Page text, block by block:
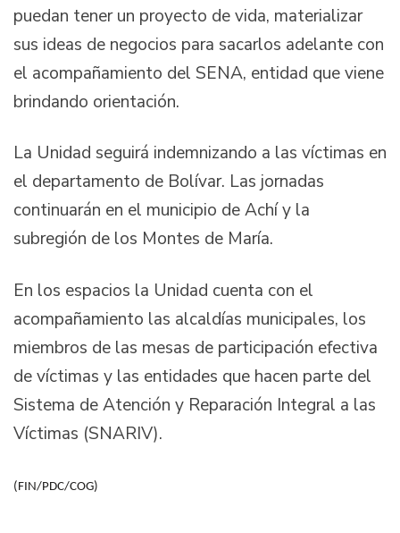
puedan tener un proyecto de vida, materializar
sus ideas de negocios para sacarlos adelante con
el acompañamiento del SENA, entidad que viene
brindando orientación.
La Unidad seguirá indemnizando a las víctimas en
el departamento de Bolívar. Las jornadas
continuarán en el municipio de Achí y la
subregión de los Montes de María.
En los espacios la Unidad cuenta con el
acompañamiento las alcaldías municipales, los
miembros de las mesas de participación efectiva
de víctimas y las entidades que hacen parte del
Sistema de Atención y Reparación Integral a las
Víctimas (SNARIV).
(FIN/PDC/COG)